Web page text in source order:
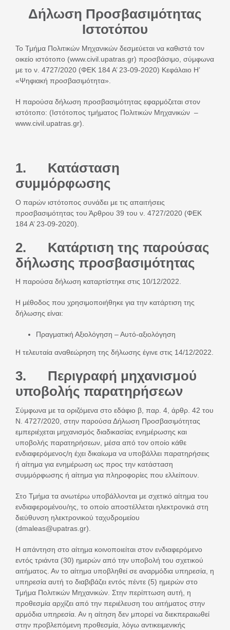
Δήλωση Προσβασιμότητας
Ιστοτόπου
Το Τμήμα Πολιτικών Μηχανικών δεσμεύεται να καθιστά τον
οικείο ιστότοπο (www.civil.upatras.gr) προσβάσιμο, σύμφωνα
με το ν. 4727/2020 (ΦΕΚ 184 Α’ 23-09-2020) Κεφάλαιο Η’
«Ψηφιακή προσβασιμότητα».
Η παρούσα δήλωση προσβασιμότητας εφαρμόζεται στον
ιστότοπο: (Ιστότοπος τμήματος Πολιτικών Μηχανικών –
www.civil.upatras.gr).
1. Κατάσταση
συμμόρφωσης
Ο παρών ιστότοπος συνάδει με τις απαιτήσεις
προσβασιμότητας του Άρθρου 39 του ν. 4727/2020 (ΦΕΚ
184 Α’ 23-09-2020).
2. Κατάρτιση της παρούσας
δήλωσης προσβασιμότητας
Η παρούσα δήλωση καταρτίστηκε στις 10/12/2022.
Η μέθοδος που χρησιμοποιήθηκε για την κατάρτιση της
δήλωσης είναι:
Πραγματική Αξιολόγηση – Αυτό-αξιολόγηση
Η τελευταία αναθεώρηση της δήλωσης έγινε στις 14/12/2022.
3. Περιγραφή μηχανισμού
υποβολής παρατηρήσεων
Σύμφωνα με τα οριζόμενα στο εδάφιο β, παρ. 4, άρθρ. 42 του
Ν. 4727/2020, στην παρούσα Δήλωση Προσβασιμότητας
εμπεριέχεται μηχανισμός διαδικασίας ενημέρωσης και
υποβολής παρατηρήσεων, μέσα από τον οποίο κάθε
ενδιαφερόμενος/η έχει δικαίωμα να υποβάλλει παρατηρήσεις
ή αίτημα για ενημέρωση ως προς την κατάσταση
συμμόρφωσης ή αίτημα για πληροφορίες που ελλείπουν.
Στο Τμήμα τα ανωτέρω υποβάλλονται με σχετικό αίτημα του
ενδιαφερομένου/ης, το οποίο αποστέλλεται ηλεκτρονικά στη
διεύθυνση ηλεκτρονικού ταχυδρομείου
(dmaleas@upatras.gr).
Η απάντηση στο αίτημα κοινοποιείται στον ενδιαφερόμενο
εντός τριάντα (30) ημερών από την υποβολή του σχετικού
αιτήματος. Αν το αίτημα υποβληθεί σε αναρμόδια υπηρεσία, η
υπηρεσία αυτή το διαβιβάζει εντός πέντε (5) ημερών στο
Τμήμα Πολιτικών Μηχανικών. Στην περίπτωση αυτή, η
προθεσμία αρχίζει από την περιέλευση του αιτήματος στην
αρμόδια υπηρεσία. Αν η αίτηση δεν μπορεί να διεκπεραιωθεί
στην προβλεπόμενη προθεσμία, λόγω αντικειμενικής